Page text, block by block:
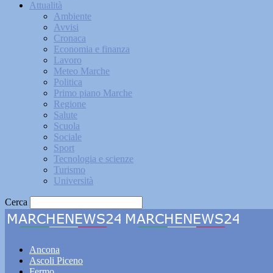
Attualità
Ambiente
Avvisi
Cronaca
Economia e finanza
Lavoro
Meteo Marche
Politica
Primo piano Marche
Regione
Salute
Scuola
Sociale
Sport
Tecnologia e scienze
Turismo
Università
Cerca
Ancona
Ascoli Piceno